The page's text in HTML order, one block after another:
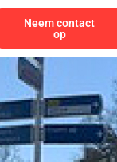
Neem contact
op